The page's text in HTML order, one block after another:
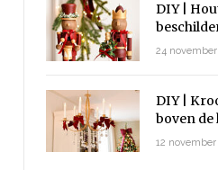
DIY |
24 november
DIY |
boven
12 november